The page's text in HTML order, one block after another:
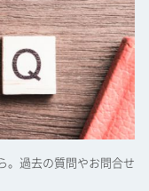
。過去の質問やお問合せ